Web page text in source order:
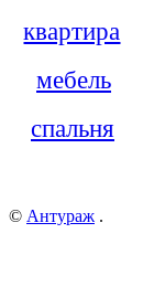
квартира
мебель
спальня
© Антураж .